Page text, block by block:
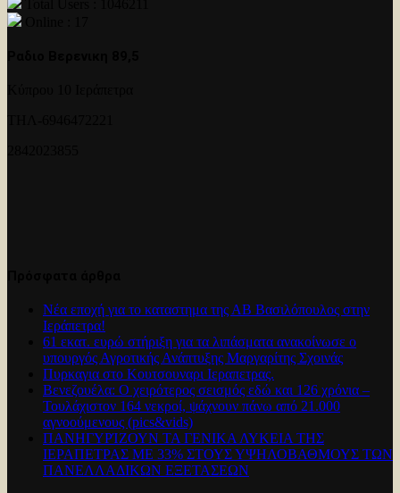
Νέα εποχή για το καταστημα της ΑΒ Βασιλόπουλος στην
Ιεράπετρα!
61 εκατ. ευρώ στήριξη για τα λιπάσματα ανακοίνωσε ο
υπουργός Αγροτικής Ανάπτυξης Μαργαρίτης Σχοινάς
Πυρκαγια στο Κουτσουναρι Ιεραπετρας.
Βενεζουέλα: Ο χειρότερος σεισμός εδώ και 126 χρόνια –
Τουλάχιστον 164 νεκροί, ψάχνουν πάνω από 21.000
αγνοούμενους (pics&vids)
ΠΑΝΗΓΥΡΊΖΟΥΝ ΤΑ ΓΕΝΙΚΑ ΛΥΚΕΙΑ ΤΗΣ
ΙΕΡΑΠΕΤΡΑΣ ΜΕ 33% ΣΤΟΥΣ ΥΨΗΛΟΒΑΘΜΟΥΣ ΤΩΝ
ΠΑΝΕΛΛΑΔΙΚΩΝ ΕΞΕΤΑΣΕΩΝ